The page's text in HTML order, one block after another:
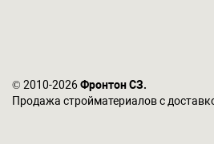
© 2010-2026Фронтон СЗ.
Продажа стройматериалов с